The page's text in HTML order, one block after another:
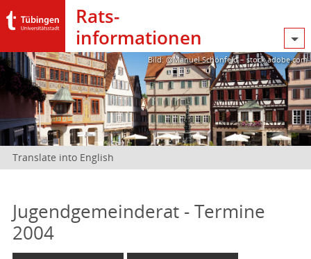
Rats­
informationen
Bild: @Manuel Schönfeld – stock.adobe.com
Translate into English
Jugendgemeinderat - Termine
2004